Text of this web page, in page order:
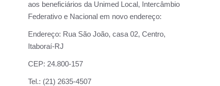
aos beneficiários da Unimed Local, Intercâmbio
Federativo e Nacional em novo endereço:
Endereço: Rua São João, casa 02, Centro,
Itaboraí-RJ
CEP: 24.800-157
Tel.: (21) 2635-4507